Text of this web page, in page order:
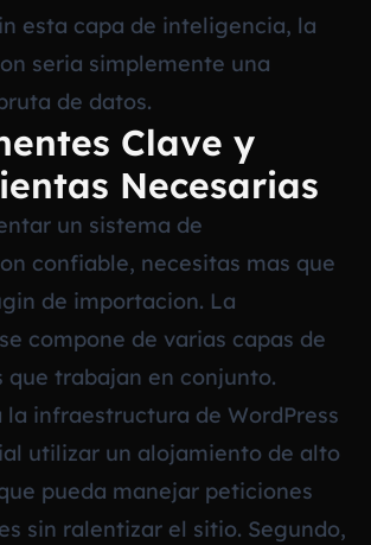
esta capa de inteligencia, la
seria simplemente una
de datos.
Clave y
Necesarias
un sistema de
confiable, necesitas mas que
de importacion. La
compone de varias capas de
que trabajan en conjunto.
la infraestructura de WordPress
utilizar un alojamiento de alto
pueda manejar peticiones
sin ralentizar el sitio. Segundo,